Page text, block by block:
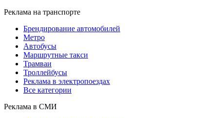
Реклама на транспорте
Брендирование автомобилей
Метро
Автобусы
Маршрутные такси
Трамваи
Троллейбусы
Реклама в электропоездах
Все категории
Реклама в СМИ